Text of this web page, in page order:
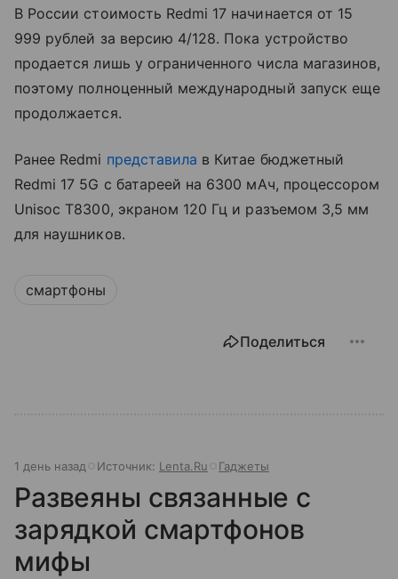
В России стоимость Redmi 17 начинается от 15
999 рублей за версию 4/128. Пока устройство
продается лишь у ограниченного числа магазинов,
поэтому полноценный международный запуск еще
продолжается.
Ранее Redmi представила в Китае бюджетный
Redmi 17 5G с батареей на 6300 мАч, процессором
Unisoc T8300, экраном 120 Гц и разъемом 3,5 мм
для наушников.
смартфоны
Поделиться
1 день назад Источник: Lenta.Ru Гаджеты
Развеяны связанные с
зарядкой смартфонов
мифы